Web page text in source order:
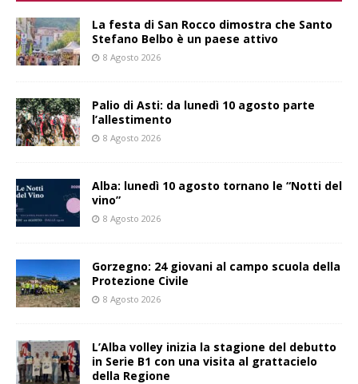
La festa di San Rocco dimostra che Santo
Stefano Belbo è un paese attivo
8 Agosto 2026
Palio di Asti: da lunedì 10 agosto parte
l’allestimento
8 Agosto 2026
Alba: lunedì 10 agosto tornano le “Notti del
vino”
8 Agosto 2026
Gorzegno: 24 giovani al campo scuola della
Protezione Civile
8 Agosto 2026
L’Alba volley inizia la stagione del debutto
in Serie B1 con una visita al grattacielo
della Regione